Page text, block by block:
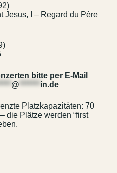
Jobs
Nachhaltigkeit
Garden
Jesus, I – Regard du Père
bitte per E-Mail
@*******in.de
Platzkapazitäten: 70
die Plätze werden “first